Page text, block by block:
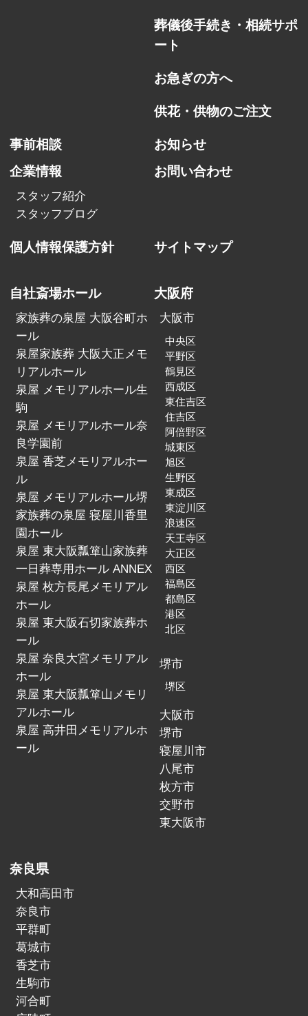
葬儀後手続き・相続サポ
ート
お急ぎの方へ
供花・供物のご注文
事前相談
お知らせ
企業情報
スタッフ紹介
スタッフブログ
お問い合わせ
個人情報保護方針 サイトマップ
自社斎場ホール
家族葬の泉屋 大阪谷町ホ
ール
泉屋家族葬 大阪大正メモ
リアルホール
泉屋 メモリアルホール生
駒
泉屋 メモリアルホール奈
良学園前
泉屋 香芝メモリアルホー
ル
泉屋 メモリアルホール堺
家族葬の泉屋 寝屋川香里
園ホール
泉屋 東大阪瓢箪山家族葬
一日葬専用ホール ANNEX
泉屋 枚方長尾メモリアル
ホール
泉屋 東大阪石切家族葬ホ
ール
泉屋 奈良大宮メモリアル
ホール
泉屋 東大阪瓢箪山メモリ
アルホール
泉屋 高井田メモリアルホ
ール
大阪府
大阪市
中央区
平野区
鶴見区
西成区
東住吉区
住吉区
阿倍野区
城東区
旭区
生野区
東成区
東淀川区
浪速区
天王寺区
大正区
西区
福島区
都島区
港区
北区
堺市
堺区
大阪市
堺市
寝屋川市
八尾市
枚方市
交野市
東大阪市
奈良県
大和高田市
奈良市
平群町
葛城市
香芝市
生駒市
河合町